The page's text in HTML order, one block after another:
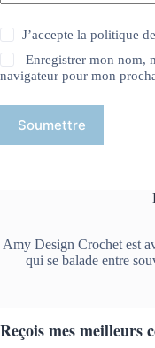
J’accepte lapolitique
Enregistrer mon nom,
navigateur pour mon
Soumettre
Amy Design Crochet est
qui se balade entre
Reçois mes meilleurs